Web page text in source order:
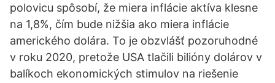
polovicu spôsobí, že miera inflácie aktíva klesne
na 1,8%, čím bude nižšia ako miera inflácie
amerického dolára. To je obzvlášť pozoruhodné
v roku 2020, pretože USA tlačili bilióny dolárov v
balíkoch ekonomických stimulov na riešenie